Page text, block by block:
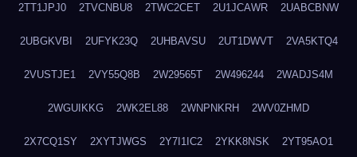
2TT1JPJ0 2TVCNBU8 2TWC2CET 2U1JCAWR 2UABCBNW
2UBGKVBI 2UFYK23Q 2UHBAVSU 2UT1DWVT 2VA5KTQ4
2VUSTJE1 2VY55Q8B 2W29565T 2W496244 2WADJS4M
2WGUIKKG 2WK2EL88 2WNPNKRH 2WV0ZHMD
2X7CQ1SY 2XYTJWGS 2Y7I1IC2 2YKK8NSK 2YT95AO1